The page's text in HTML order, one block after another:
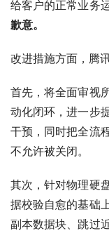
给客户的正常业务
歉意。
改进措施方面，腾
首先，将全面审视
动化闭环，进一步
干预，同时把全流
不允许被关闭。
其次，针对物理硬
据校验自愈的基础
副本数据块、跳过